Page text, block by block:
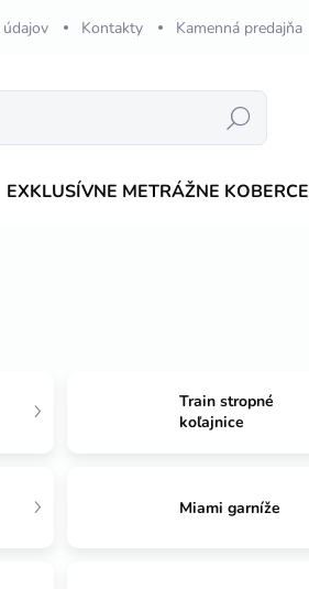
Kontakty Kamenná predajňa
Hľadať
EXKLUSÍVNE METRÁŽNE KOBERCE
Train stropné
koľajnice
Miami garníže